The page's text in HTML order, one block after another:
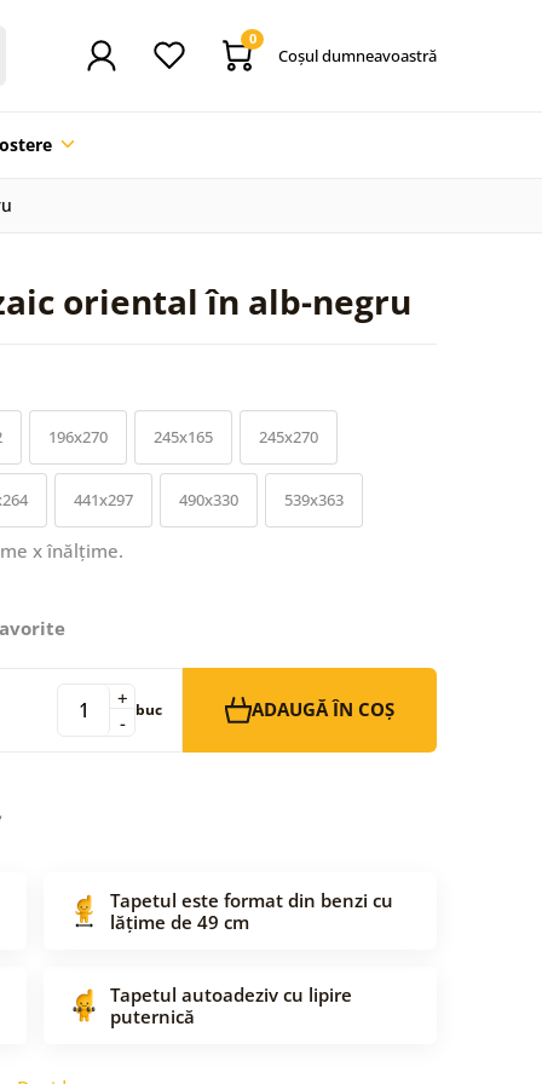
0
Coşul dumneavoastră
oriental în alb-negru
196x270 245x165 245x270
441x297 490x330 539x363
x înălțime.
-
+ buc ADAUGĂ ÎN COȘ
Tapetul este format din benzi cu
lățime de 49 cm
Tapetul autoadeziv cu lipire
puternică